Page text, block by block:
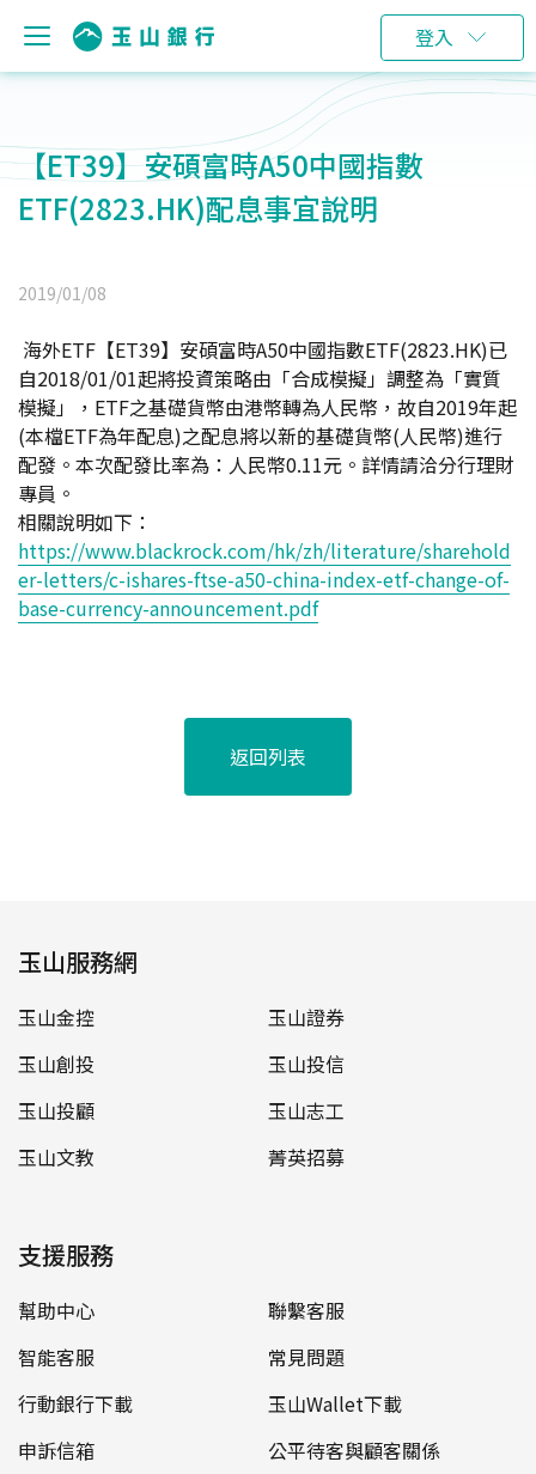
登入
【ET39】安碩富時A50中國指數
ETF(2823.HK)配息事宜說明
2019/01/08
海外ETF【ET39】安碩富時A50中國指數ETF(2823.HK)已
自2018/01/01起將投資策略由「合成模擬」調整為「實質
模擬」，ETF之基礎貨幣由港幣轉為人民幣，故自2019年起
(本檔ETF為年配息)之配息將以新的基礎貨幣(人民幣)進行
配發。本次配發比率為：人民幣0.11元。詳情請洽分行理財
專員。
相關說明如下：
https://www.blackrock.com/hk/zh/literature/sharehold
er-letters/c-ishares-ftse-a50-china-index-etf-change-of-
base-currency-announcement.pdf
返回列表
玉山服務網
玉山金控
玉山證券
玉山創投
玉山投信
玉山投顧
玉山志工
玉山文教
菁英招募
支援服務
幫助中心
聯繫客服
智能客服
常見問題
行動銀行下載
玉山Wallet下載
申訴信箱
公平待客與顧客關係